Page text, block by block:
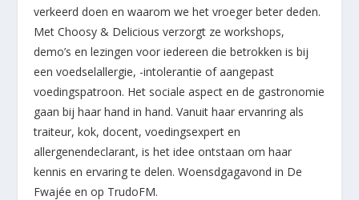
verkeerd doen en waarom we het vroeger beter deden.
Met Choosy & Delicious verzorgt ze workshops,
demo’s en lezingen voor iedereen die betrokken is bij
een voedselallergie, -intolerantie of aangepast
voedingspatroon. Het sociale aspect en de gastronomie
gaan bij haar hand in hand. Vanuit haar ervanring als
traiteur, kok, docent, voedingsexpert en
allergenendeclarant, is het idee ontstaan om haar
kennis en ervaring te delen. Woensdgagavond in De
Fwajée en op TrudoFM.